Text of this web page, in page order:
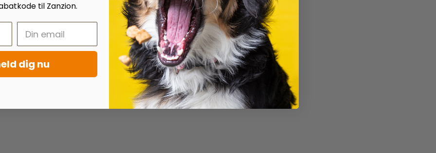
fri for kemiske stoffer samt naturlig tørret.
til Zanzion.
dig nu